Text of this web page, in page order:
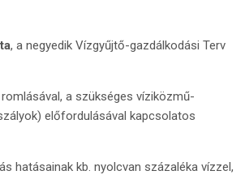
, a negyedik Vízgyűjtő-gazdálkodási Terv
a szükséges víziközmű-
előfordulásával kapcsolatos
hatásainak kb. nyolcvan százaléka vízzel,